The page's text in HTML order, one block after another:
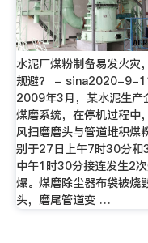
水泥厂煤粉制备易发火灾
规避？ - sina2020-9-
2009年3月，某水泥生产
煤磨系统，在停机过程中
风扫磨磨头与管道堆积煤
别于27日上午7时30分和
中午1时30分接连发生2
爆。煤磨除尘器布袋被烧
头，磨尾管道变 …